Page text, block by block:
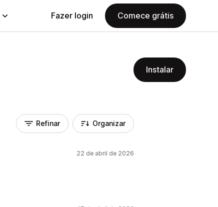
Fazer login Comece grátis
Instalar
Refinar Organizar
22 de abril de 2026